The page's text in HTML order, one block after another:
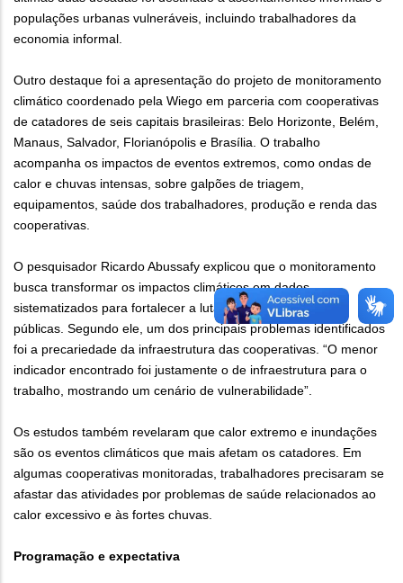
populações urbanas vulneráveis, incluindo trabalhadores da
economia informal.
Outro destaque foi a apresentação do projeto de monitoramento
climático coordenado pela Wiego em parceria com cooperativas
de catadores de seis capitais brasileiras: Belo Horizonte, Belém,
Manaus, Salvador, Florianópolis e Brasília. O trabalho
acompanha os impactos de eventos extremos, como ondas de
calor e chuvas intensas, sobre galpões de triagem,
equipamentos, saúde dos trabalhadores, produção e renda das
cooperativas.
O pesquisador Ricardo Abussafy explicou que o monitoramento
busca transformar os impactos climáticos em dados
sistematizados para fortalecer a luta por direitos e políticas
públicas. Segundo ele, um dos principais problemas identificados
foi a precariedade da infraestrutura das cooperativas. “O menor
indicador encontrado foi justamente o de infraestrutura para o
trabalho, mostrando um cenário de vulnerabilidade”.
Os estudos também revelaram que calor extremo e inundações
são os eventos climáticos que mais afetam os catadores. Em
algumas cooperativas monitoradas, trabalhadores precisaram se
afastar das atividades por problemas de saúde relacionados ao
calor excessivo e às fortes chuvas.
Programação e expectativa